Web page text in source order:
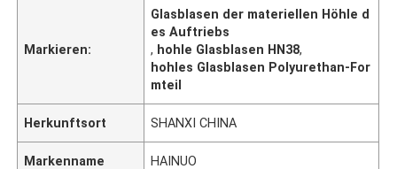
Markieren:
Glasblasen der materiellen Höhle d
es Auftriebs
, hohle Glasblasen HN38,
hohles Glasblasen Polyurethan-For
mteil
Herkunftsort SHANXI CHINA
Markenname HAINUO